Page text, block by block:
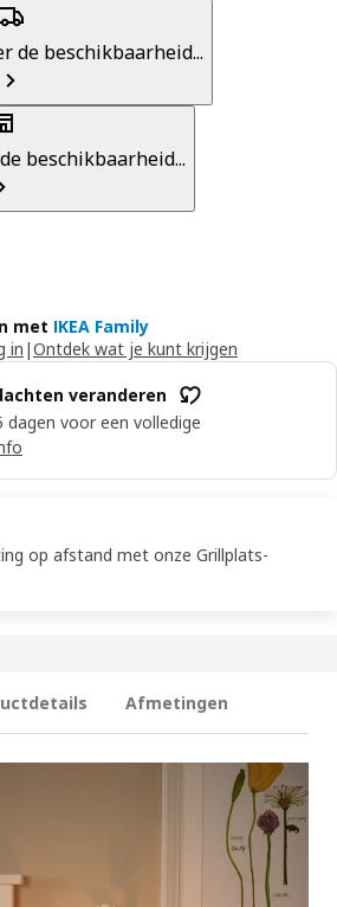
de beschikbaarheid...
beschikbaarheid...
met IKEA Family
in |Ontdek wat je kunt krijgen
veranderen
dagen voor een volledige
op afstand met onze Grillplats-
Afmetingen